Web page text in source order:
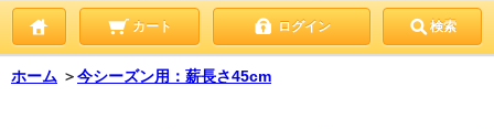
カート ログイン 検索
ホーム ＞今シーズン用：薪長さ45cm